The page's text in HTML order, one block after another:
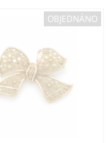
OBJEDNÁNO